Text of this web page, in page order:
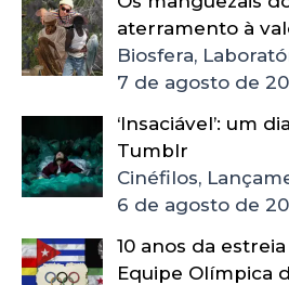
aterramento à
Biosfera,
7 de agosto de
‘Insaciável’: um
Tumblr
Cinéfilos,
6 de agosto de
10 anos da
Equipe Olímpica